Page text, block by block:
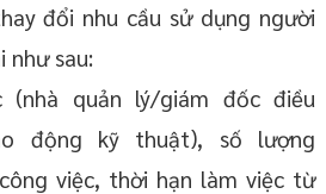
đổi nhu cầu sử dụng người
như sau:
quản lý/giám đốc điều
động kỹ thuật), số lượng
việc, thời hạn làm việc từ